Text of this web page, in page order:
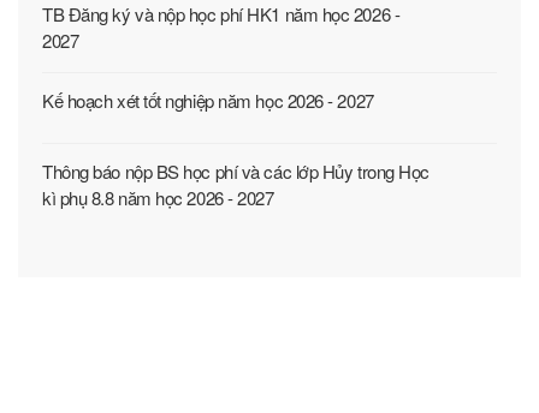
TB Đăng ký và nộp học phí HK1 năm học 2026 -
2027
Kế hoạch xét tốt nghiệp năm học 2026 - 2027
Thông báo nộp BS học phí và các lớp Hủy trong Học
kì phụ 8.8 năm học 2026 - 2027